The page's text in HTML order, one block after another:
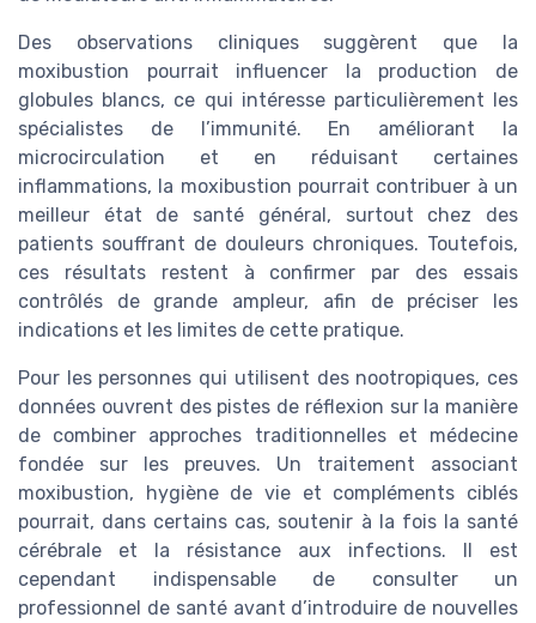
Des observations cliniques suggèrent que la
moxibustion pourrait influencer la production de
globules blancs, ce qui intéresse particulièrement les
spécialistes de l’immunité. En améliorant la
microcirculation et en réduisant certaines
inflammations, la moxibustion pourrait contribuer à un
meilleur état de santé général, surtout chez des
patients souffrant de douleurs chroniques. Toutefois,
ces résultats restent à confirmer par des essais
contrôlés de grande ampleur, afin de préciser les
indications et les limites de cette pratique.
Pour les personnes qui utilisent des nootropiques, ces
données ouvrent des pistes de réflexion sur la manière
de combiner approches traditionnelles et médecine
fondée sur les preuves. Un traitement associant
moxibustion, hygiène de vie et compléments ciblés
pourrait, dans certains cas, soutenir à la fois la santé
cérébrale et la résistance aux infections. Il est
cependant indispensable de consulter un
professionnel de santé avant d’introduire de nouvelles